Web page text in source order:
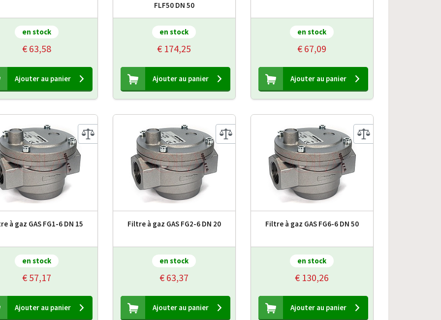
en stock
€ 63,58
Ajouter au panier
FLF50 DN 50
en stock
€ 174,25
Ajouter au panier
en stock
€ 67,09
Ajouter au panier
à gaz GAS FG1-6 DN 15
en stock
€ 57,17
Ajouter au panier
Filtre à gaz GAS FG2-6 DN 20
en stock
€ 63,37
Ajouter au panier
Filtre à gaz GAS FG6-6 DN 50
en stock
€ 130,26
Ajouter au panier